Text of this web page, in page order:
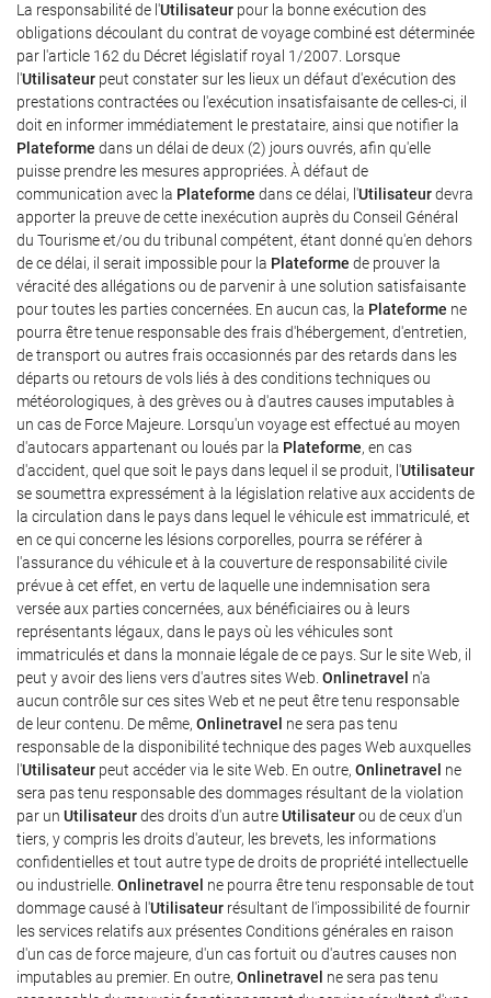
La responsabilité de l'Utilisateur pour la bonne exécution des
obligations découlant du contrat de voyage combiné est déterminée
par l'article 162 du Décret législatif royal 1/2007. Lorsque
l'Utilisateur peut constater sur les lieux un défaut d'exécution des
prestations contractées ou l'exécution insatisfaisante de celles-ci, il
doit en informer immédiatement le prestataire, ainsi que notifier la
Plateforme dans un délai de deux (2) jours ouvrés, afin qu'elle
puisse prendre les mesures appropriées. À défaut de
communication avec la Plateforme dans ce délai, l'Utilisateurdevra
apporter la preuve de cette inexécution auprès du Conseil Général
du Tourisme et/ou du tribunal compétent, étant donné qu'en dehors
de ce délai, il serait impossible pour la Plateforme de prouver la
véracité des allégations ou de parvenir à une solution satisfaisante
pour toutes les parties concernées. En aucun cas, la Plateforme ne
pourra être tenue responsable des frais d'hébergement, d'entretien,
de transport ou autres frais occasionnés par des retards dans les
départs ou retours de vols liés à des conditions techniques ou
météorologiques, à des grèves ou à d'autres causes imputables à
un cas de Force Majeure. Lorsqu'un voyage est effectué au moyen
d'autocars appartenant ou loués par la Plateforme, en cas
d'accident, quel que soit le pays dans lequel il se produit, l'Utilisateur
se soumettra expressément à la législation relative aux accidents de
la circulation dans le pays dans lequel le véhicule est immatriculé, et
en ce qui concerne les lésions corporelles, pourra se référer à
l'assurance du véhicule et à la couverture de responsabilité civile
prévue à cet effet, en vertu de laquelle une indemnisation sera
versée aux parties concernées, aux bénéficiaires ou à leurs
représentants légaux, dans le pays où les véhicules sont
immatriculés et dans la monnaie légale de ce pays. Sur le site Web, il
peut y avoir des liens vers d'autres sites Web. Onlinetravel n'a
aucun contrôle sur ces sites Web et ne peut être tenu responsable
de leur contenu. De même, Onlinetravel ne sera pas tenu
responsable de la disponibilité technique des pages Web auxquelles
l'Utilisateur peut accéder via le site Web. En outre, Onlinetravel ne
sera pas tenu responsable des dommages résultant de la violation
par un Utilisateurdes droits d'un autreUtilisateurou de ceux d'un
tiers, y compris les droits d'auteur, les brevets, les informations
confidentielles et tout autre type de droits de propriété intellectuelle
ou industrielle. Onlinetravel ne pourra être tenu responsable de tout
dommage causé à l'Utilisateur résultant de l'impossibilité de fournir
les services relatifs aux présentes Conditions générales en raison
d'un cas de force majeure, d'un cas fortuit ou d'autres causes non
imputables au premier. En outre, Onlinetravel ne sera pas tenu